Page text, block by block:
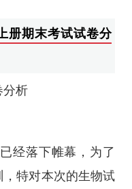
册期末考试试卷分
分析
经落下帷幕，为了
特对本次的生物试